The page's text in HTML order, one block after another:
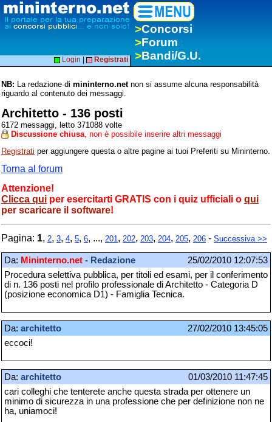
>Concorsi
>Forum
>Bandi/G.U.
Login Registrati
NB: La redazione di mininterno.netnon si assume alcuna responsabilità
riguardo al contenuto dei messaggi.
Architetto - 136 posti
6172 messaggi, letto 371088 volte
Discussione chiusa , non è possibile inserire altri messaggi
Registrati per aggiungere questa o altre pagine ai tuoi Preferiti su Mininterno.
Torna al forum
Attenzione!
Clicca qui per esercitarti GRATIS con i quiz ufficiali o qui
per scaricare il software!
Pagina: 1, 2, 3, 4, 5, 6, ..., 201, 202, 203, 204, 205, 206 - Successiva >>
Da: Mininterno.net - Redazione
25/02/2010 12:07:53
Procedura selettiva pubblica, per titoli ed esami, per il conferimento
di n. 136 posti nel profilo professionale di Architetto - Categoria D
(posizione economica D1) - Famiglia Tecnica.
Da: architetto
27/02/2010 13:45:05
eccoci!
Da: architetto
01/03/2010 11:47:45
cari colleghi che tenterete anche questa strada per ottenere un
minimo di sicurezza in una professione che per definizione non ne
ha, uniamoci!